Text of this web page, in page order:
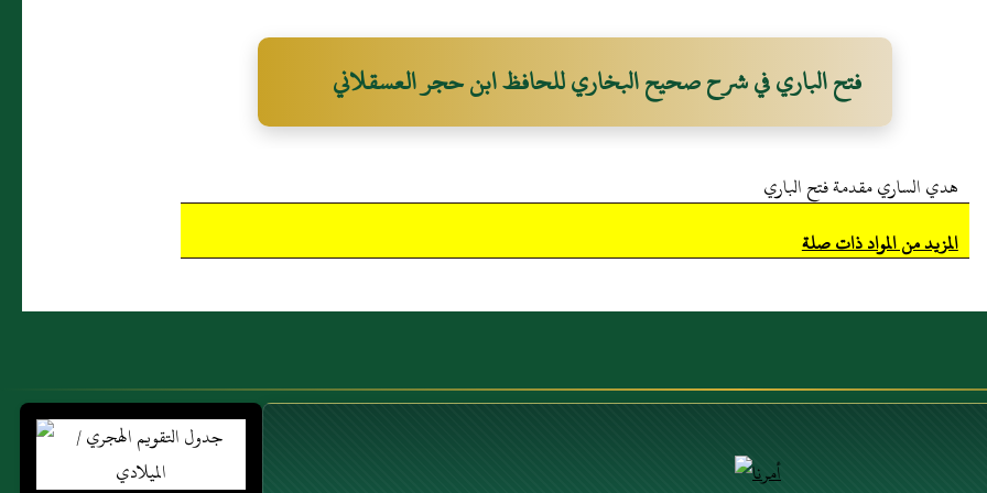
فتح الباري في شرح صحيح البخاري للحافظ ابن حجر العسقلاني
هدي الساري مقدمة فتح الباري
المزيد من المواد ذات صلة